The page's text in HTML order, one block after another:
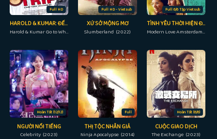
Full HD
HAROLD & KUMAR: ĐẾN LÂU ĐÀI TRẮNG
Harold & Kumar Go to White Castle (2004)
Full HD - Vietsub
XỨ SỞ MỘNG MƠ
Slumberland (2022)
Full 6/6 Tập Vietsub
TÌNH YÊU THỜI HIỆN ĐẠI AMSTERDAM
Modern Love Amsterdam (2022)
Hoàn Tất (12/12)
NGƯỜI NỔI TIẾNG
Celebrity (2023)
Full
THỊ TỘC NHẪN GIẢ
Ninja Apocalypse (2014)
Hoàn Tất (6/6)
CUỘC GIAO DỊCH
The Exchange (2023)